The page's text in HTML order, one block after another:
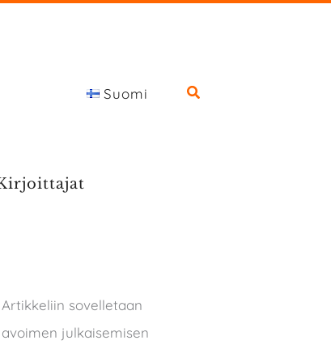
Suomi
Artikkeliin sovelletaan
avoimen julkaisemisen